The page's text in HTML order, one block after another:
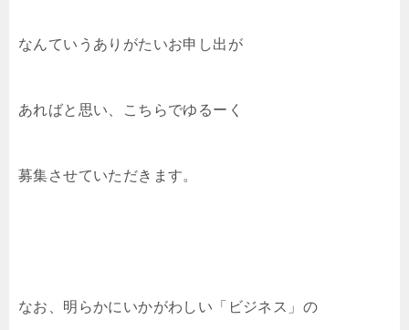
なんていうありがたいお申し出が
あればと思い、こちらでゆるーく
募集させていただきます。
なお、明らかにいかがわしい「ビジネス」の